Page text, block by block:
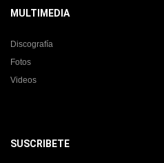
MULTIMEDIA
Discografía
Fotos
Videos
SUSCRIBETE